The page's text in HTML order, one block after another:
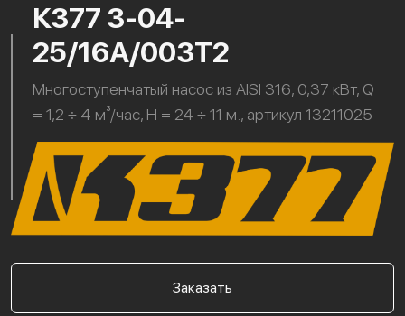
К377 3-04-
25/16А/003Т2
Многоступенчатый насос из AISI 316, 0,37 кВт, Q
= 1,2 ÷ 4 м³/час, H = 24 ÷ 11 м., артикул 13211025
Заказать